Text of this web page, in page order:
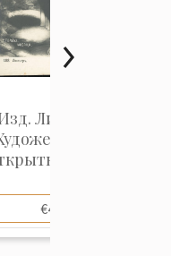
Лингнеръ
Алле...
€4.00